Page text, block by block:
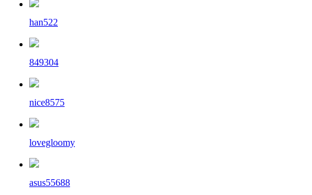
han522
849304
nice8575
lovegloomy
asus55688